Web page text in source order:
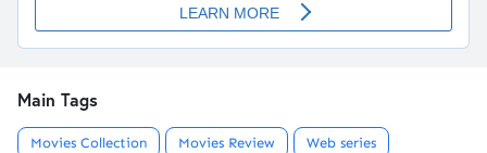
Main Tags
Movies Collection Movies Review Web series